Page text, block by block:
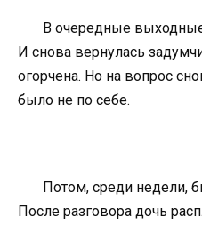
В очередные выходные
И снова вернулась
огорчена. Но на вопрос
было не по себе.
Потом, среди недели,
После разговора дочь